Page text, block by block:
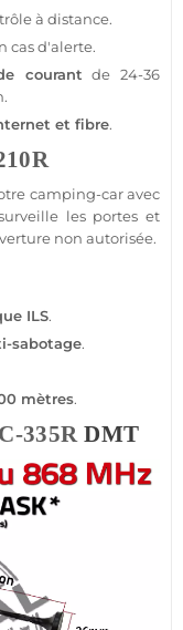
à distance.
cas d'alerte.
courant de 24-36
et fibre.
camping-caravec
les portes et
non autorisée.
ILS.
sabotage.
mètres.
335RDMT